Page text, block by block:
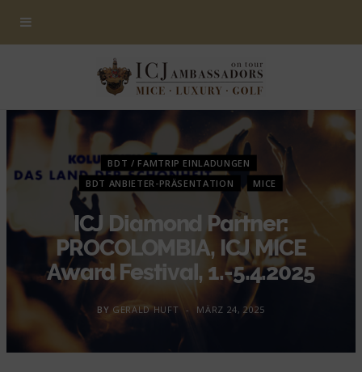
BDT / FAMTRIP EINLADUNGEN
BDT ANBIETER-PRÄSENTATION
MICE
ICJ Diamond Partner:
PROCOLOMBIA, ICJ MICE
Award Festival, 1.-5.4.2025
BY GERALD HUFT MÄRZ 24, 2025